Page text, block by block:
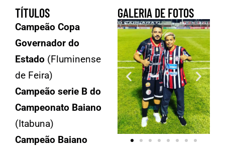
TÍTULOS
Campeão Copa
Governador do
Estado (Fluminense
de Feira)
Campeão serie B do
Campeonato Baiano
(Itabuna)
Campeão Baiano
GALERIA DE FOTOS